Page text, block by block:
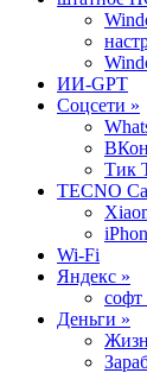
ИИ-GPT
Cоцсети »
Тик
TECNO
Wi-Fi
Яндекс »
софт
Деньги »